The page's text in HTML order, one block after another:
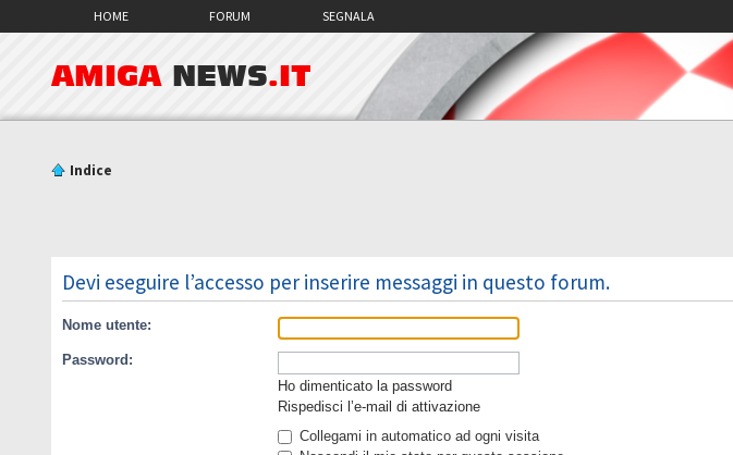
HOME FORUM SEGNALA
AMIGA NEWS.IT
Indice
Devi eseguire l’accesso per inserire messaggi in questo forum.
Nome utente:
Password:
Ho dimenticato la password
Rispedisci l’e-mail di attivazione
Collegami in automatico ad ogni visita